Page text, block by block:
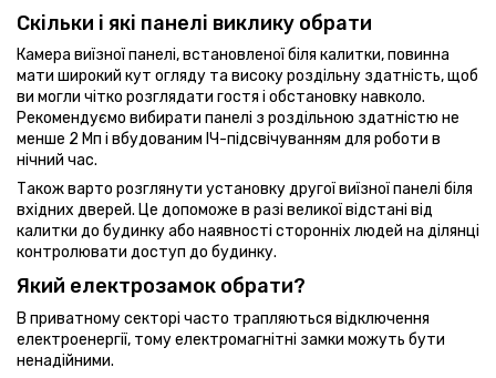
Скільки і які панелі виклику обрати
Камера виїзної панелі, встановленої біля калитки, повинна
мати широкий кут огляду та високу роздільну здатність, щоб
ви могли чітко розглядати гостя і обстановку навколо.
Рекомендуємо вибирати панелі з роздільною здатністю не
менше 2 Мп і вбудованим ІЧ-підсвічуванням для роботи в
нічний час.
Також варто розглянути установку другої виїзної панелі біля
вхідних дверей. Це допоможе в разі великої відстані від
калитки до будинку або наявності сторонніх людей на ділянці
контролювати доступ до будинку.
Який електрозамок обрати?
В приватному секторі часто трапляються відключення
електроенергії, тому електромагнітні замки можуть бути
ненадійними.